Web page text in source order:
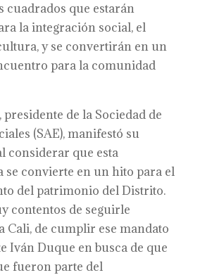
cuadrados que estarán
la integración social, el
y se convertirán en un
para la comunidad
de la Sociedad de
(SAE), manifestó su
considerar que esta
se convierte en un hito para el
del patrimonio del Distrito.
contentos de seguirle
Cali, de cumplir ese mandato
Iván Duque en busca de que
fueron parte del